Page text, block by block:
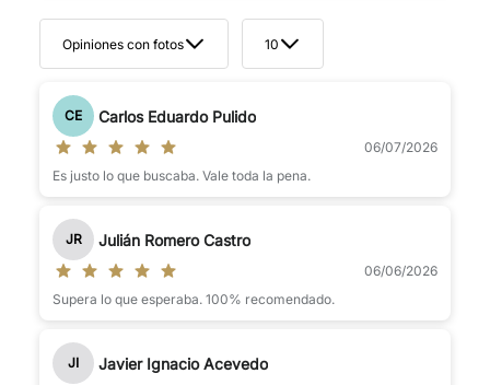
Opiniones con fotos 10
CE Carlos Eduardo Pulido
06/07/2026
Es justo lo que buscaba. Vale toda la pena.
JR Julián Romero Castro
06/06/2026
Supera lo que esperaba. 100% recomendado.
JI Javier Ignacio Acevedo